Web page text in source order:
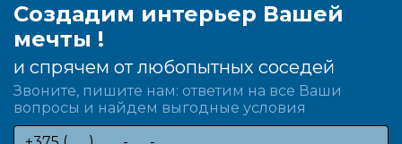
Создадим интерьер Вашей
мечты !
и спрячем от любопытных соседей
Звоните, пишите нам: ответим на все Ваши
вопросы и найдем выгодные условия